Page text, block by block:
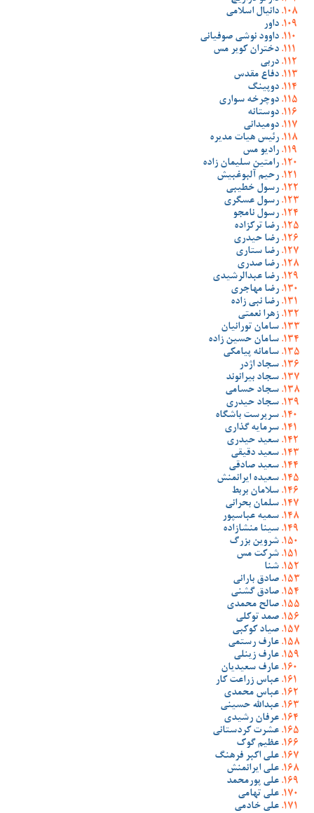
دانیال اسلامی
داور
داوود نوشی صوفیانی
دختران کویر مس
دربی
دفاع مقدس
دوپینگ
دوچرخه سواری
دوستانه
دومیدانی
رئیس هیات مدیره
رادیو مس
رامتین سلیمان زاده
رحیم آلبوغبیش
رسول خطیبی
رسول عسگری
رسول نامجو
رضا ترکزاده
رضا حیدری
رضا ستاری
رضا صدری
رضا عبدالرشیدی
رضا مهاجری
رضا نبی زاده
زهرا نعمتی
سامان تورانیان
سامان حسین زاده
سامانه پیامکی
سجاد اژدر
سجاد بیرانوند
سجاد حسامی
سجاد حیدری
سرپرست باشگاه
سرمایه گذاری
سعید حیدری
سعید دقیقی
سعید صادقی
سعیده ایرانمنش
سلامان بربط
سلمان بحرانی
سمیه عباسپور
سینا منشازاده
شروین بزرگ
شرکت مس
شنا
صادق بارانی
صادق گشنی
صالح محمدی
صمد توکلی
صیاد کوکبی
عارف رستمی
عارف زینلی
عارف سعیدیان
عباس زراعت کار
عباس محمدی
عبدالله حسینی
عرفان رشیدی
عشرت کردستانی
عظیم گوک
علی اکبر فرهنگ
علی ایرانمنش
علی پورمحمد
علی تهامی
علی خادمی